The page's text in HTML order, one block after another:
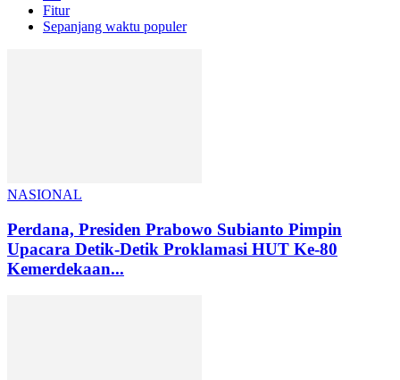
Fitur
Sepanjang waktu populer
NASIONAL
Perdana, Presiden Prabowo Subianto Pimpin
Upacara Detik-Detik Proklamasi HUT Ke-80
Kemerdekaan...